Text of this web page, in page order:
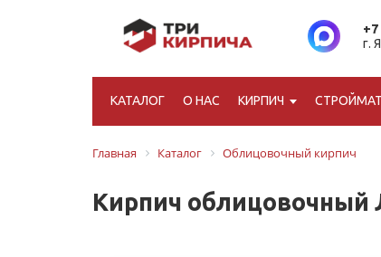
+7
г.
КАТАЛОГ О НАС КИРПИЧ
Главная Каталог Облицовочный кирпич
Кирпич